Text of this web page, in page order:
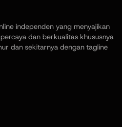
independen yang menyajikan
dan berkualitas khususnya
dan sekitarnya dengan tagline